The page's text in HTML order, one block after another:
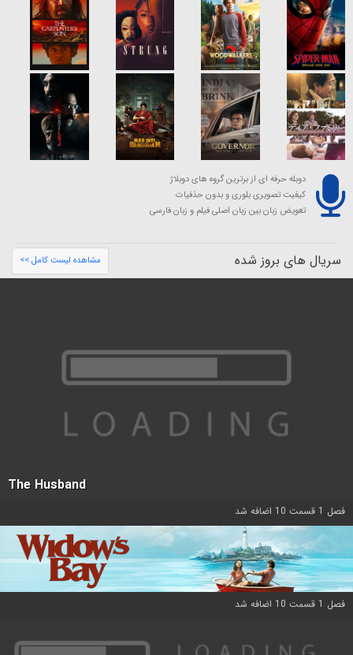
دوبله حرفه ای از برترین گروه های دوبلاژ
کیفیت تصویری بلوری و بدون حذفیات
تعویض زبان بین زبان اصلی فیلم و زبان فارسی
سریال های بروز شده مشاهده لیست کامل >>
The Husband
فصل 1 قسمت 10 اضافه شد
فصل 1 قسمت 10 اضافه شد